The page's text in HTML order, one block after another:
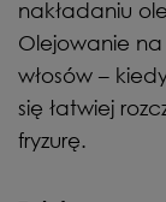
nakładaniu
Olejowanie
włosów –
się łatwiej
fryzurę.